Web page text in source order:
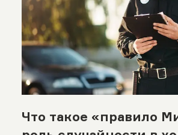
Что такое «правило